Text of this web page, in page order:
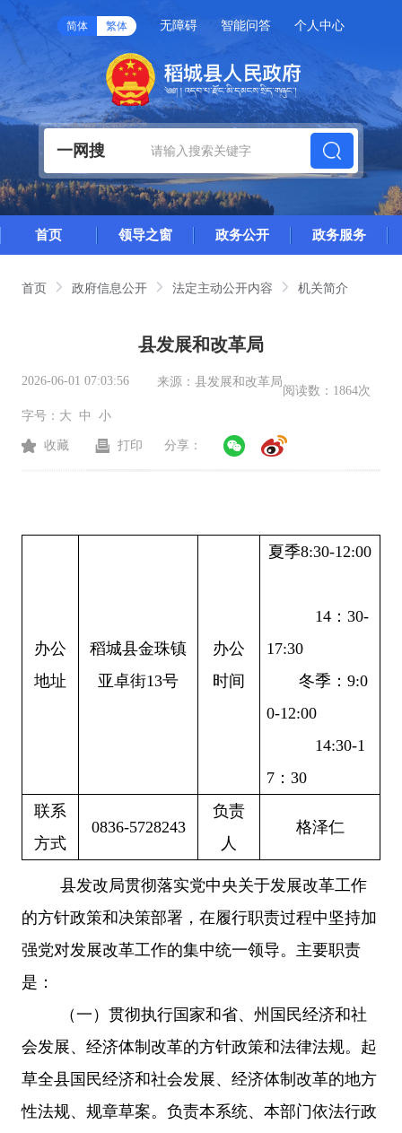
简体 繁体 无障碍 智能问答 个人中心
一网搜
首页 领导之窗 政务公开 政务服务
首页 政府信息公开 法定主动公开内容 机关简介
县发展和改革局
2026-06-01 07:03:56 来源： 县发展和改革局
阅读数： 1864次
字号： 大 中 小
收藏 打印 分享：
办公
地址
稻城县金珠镇
亚卓街13号
办公
时间
夏季8:30-12:00
14：30-
17:30
冬季：9:0
0-12:00
14:30-1
7：30
联系
方式
0836-5728243
负责
人
格泽仁
县发改局贯彻落实党中央关于发展改革工作
的方针政策和决策部署，在履行职责过程中坚持加
强党对发展改革工作的集中统一领导。主要职责
是：
（一）贯彻执行国家和省、州国民经济和社
会发展、经济体制改革的方针政策和法律法规。起
草全县国民经济和社会发展、经济体制改革的地方
性法规、规章草案。负责本系统、本部门依法行政